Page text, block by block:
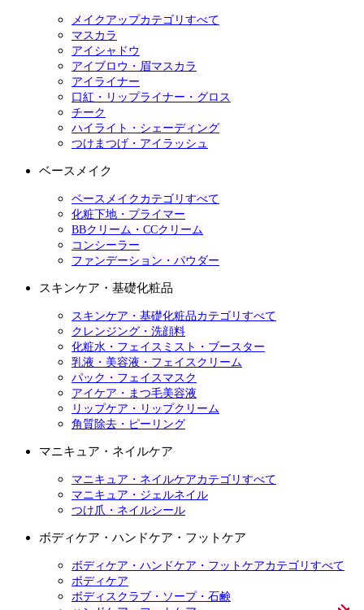
メイクアップカテゴリすべて
マスカラ
アイシャドウ
アイブロウ・眉マスカラ
アイライナー
口紅・リップライナー・グロス
チーク
ハイライト・シェーディング
つけまつげ・アイラッシュ
ベースメイク
ベースメイクカテゴリすべて
化粧下地・プライマー
BBクリーム・CCクリーム
コンシーラー
ファンデーション・パウダー
スキンケア・基礎化粧品
スキンケア・基礎化粧品カテゴリすべて
クレンジング・洗顔料
化粧水・フェイスミスト・ブースター
乳液・美容液・フェイスクリーム
パック・フェイスマスク
アイケア・まつ毛美容液
リップケア・リップクリーム
角質除去・ピーリング
マニキュア・ネイルケア
マニキュア・ネイルケアカテゴリすべて
マニキュア・ジェルネイル
つけ爪・ネイルシール
ボディケア・ハンドケア・フットケア
ボディケア・ハンドケア・フットケアカテゴリすべて
ボディケア
ボディスクラブ・ソープ・石鹸